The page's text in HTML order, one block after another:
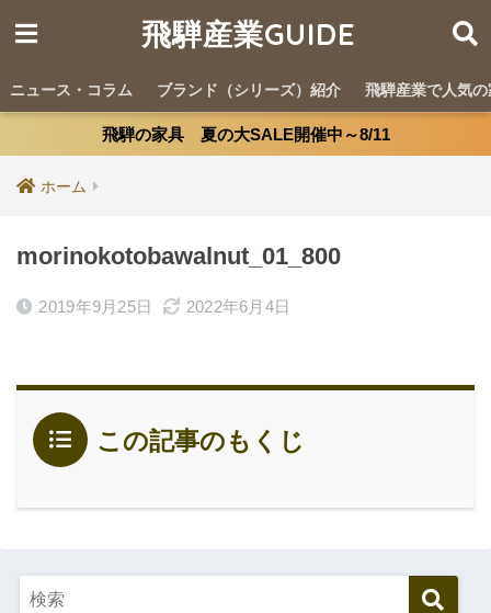
飛騨産業GUIDE
ニュース・コラム ブランド（シリーズ）紹介 飛騨産業で人気の
飛騨の家具 夏の大SALE開催中～8/11
ホーム
morinokotobawalnut_01_800
2019年9月25日 2022年6月4日
この記事のもくじ